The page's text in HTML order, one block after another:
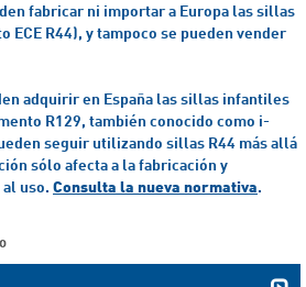
fabricar ni importar a Europa las sillas
ECE R44), y tampoco se pueden vender
adquirir en España las sillas infantiles
R129, también conocido como i-
seguir utilizando sillas R44 más allá
sólo afecta a la fabricación y
uso. Consulta la nueva normativa.